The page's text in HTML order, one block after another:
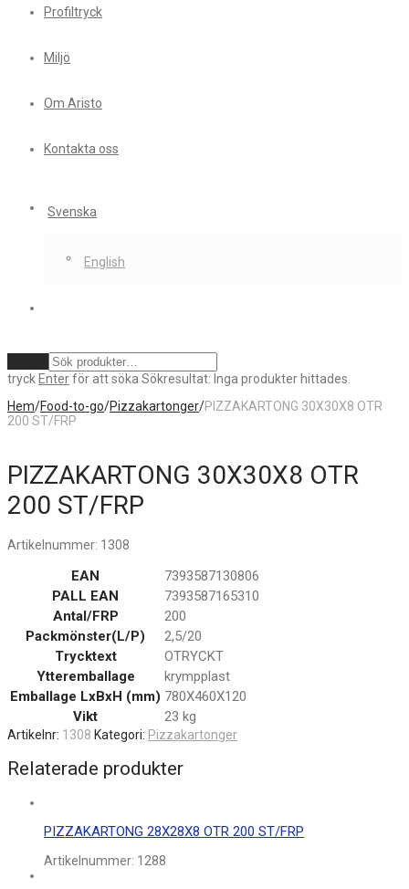
Profiltryck
Miljö
Om Aristo
Kontakta oss
Svenska
English
tryck Enterför att söka Sökresultat: Inga produkter hittades.
Hem/Food-to-go/Pizzakartonger/PIZZAKARTONG 30X30X8 OTR
200 ST/FRP
PIZZAKARTONG 30X30X8 OTR
200 ST/FRP
Artikelnummer: 1308
EAN
7393587130806
PALL EAN
7393587165310
Antal/FRP
200
Packmönster(L/P)
2,5/20
Trycktext
OTRYCKT
Ytteremballage
krympplast
Emballage LxBxH (mm) 780X460X120
Vikt
23 kg
Artikelnr: 1308 Kategori: Pizzakartonger
Relaterade produkter
PIZZAKARTONG 28X28X8 OTR 200 ST/FRP
Artikelnummer: 1288